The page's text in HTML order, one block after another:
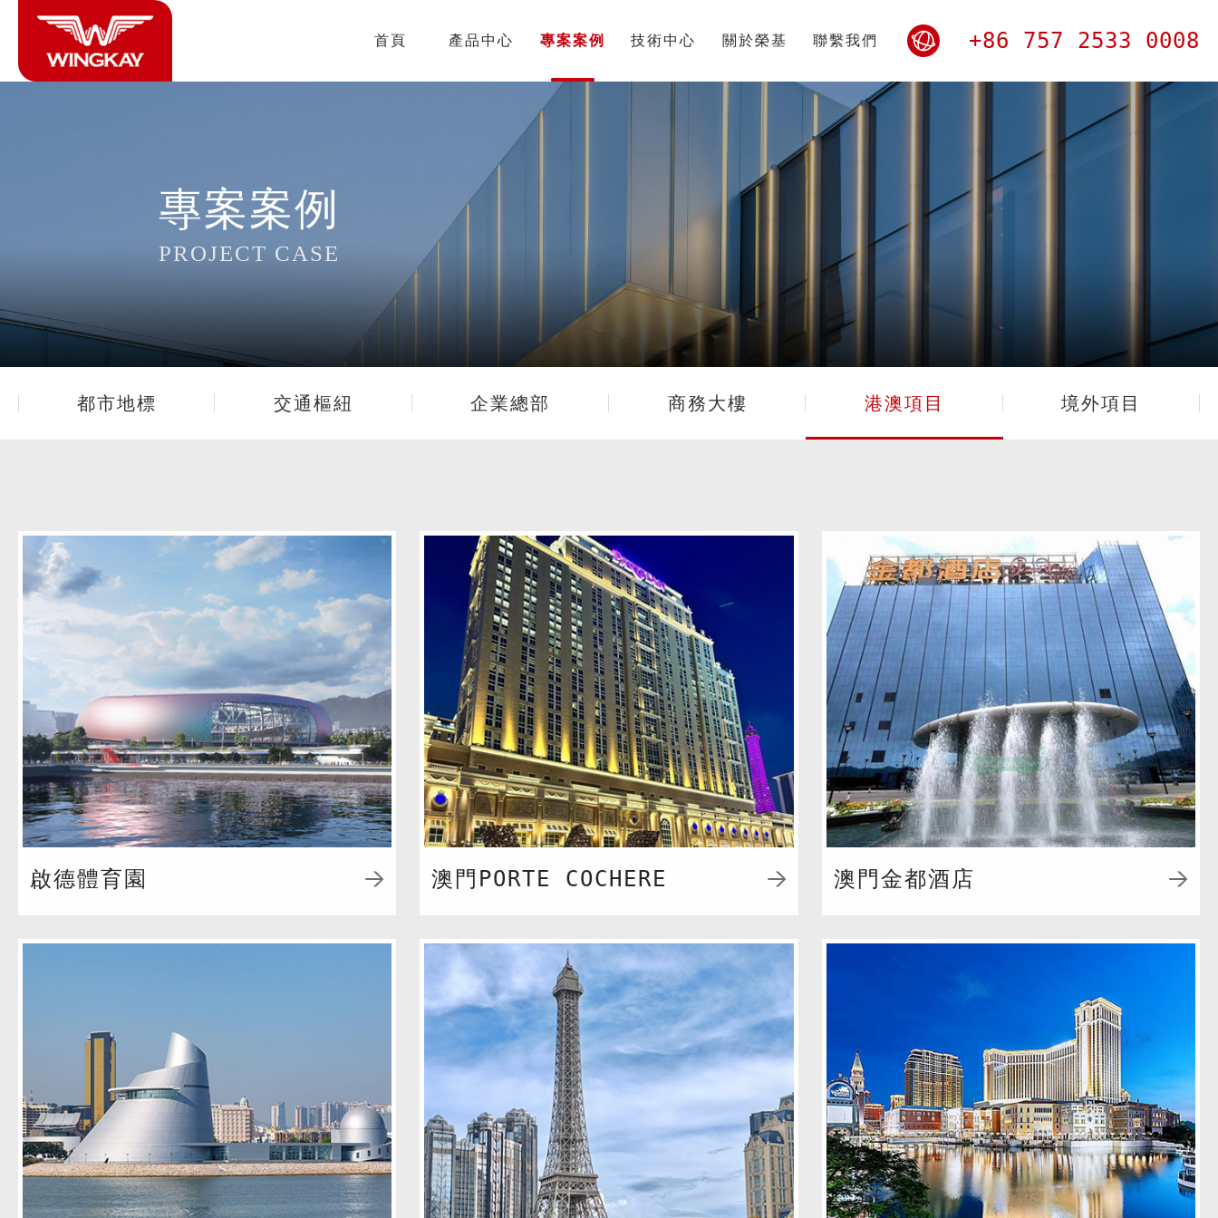
首頁 產品中心 專案案例 技術中心 關於榮基 聯繫我們 +86 757 2533 0008
專案案例
PROJECT CASE
都市地標 交通樞紐 企業總部 商務大樓 港澳項目 境外項目
啟德體育園 澳門PORTE COCHERE 澳門金都酒店